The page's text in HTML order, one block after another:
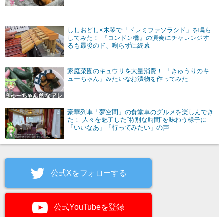
ししおどし×木琴で「ドレミファソラシド」を鳴ら
してみた！ 『ロンドン橋』の演奏にチャレンジす
るも最後のド、鳴らずに終幕
家庭菜園のキュウリを大量消費！ 「きゅうりのキ
ューちゃん」みたいなお漬物を作ってみた
豪華列車「夢空間」の食堂車のグルメを楽しんでき
た！ 人々を魅了した“特別な時間”を味わう様子に
「いいなあ」「行ってみたい」の声
公式Xをフォローする
公式YouTubeを登録